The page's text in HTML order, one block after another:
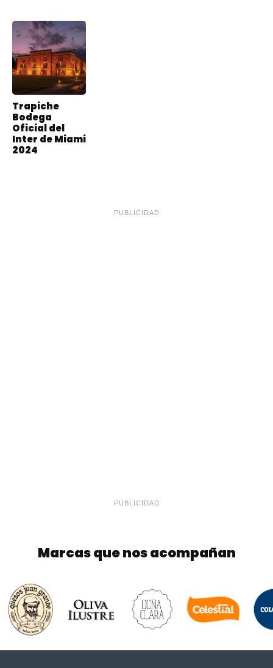
Trapiche
Bodega
Oficial del
Inter de Miami
2024
PUBLICIDAD
PUBLICIDAD
Marcas que nos acompañan